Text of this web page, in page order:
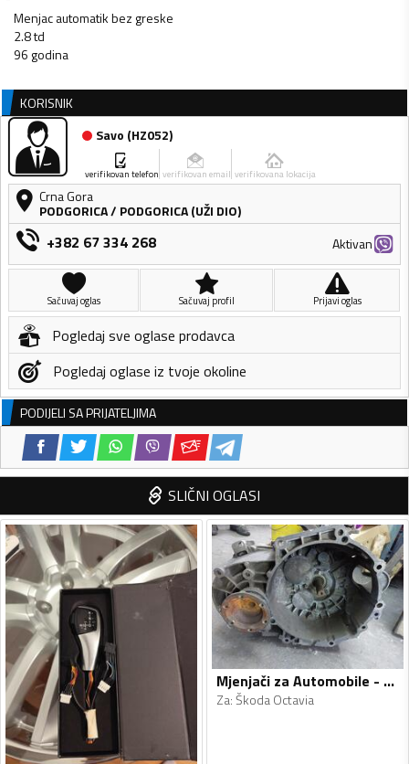
Menjac automatik bez greske
2.8 td
KORISNIK
Savo (HZ052)
verifikovan telefon verifikovan email verifikovana lokacija
Crna Gora
PODGORICA/ PODGORICA (UŽI DIO)
+382 67 334 268 Aktivan
Sačuvaj oglas Sačuvaj profil Prijavi oglas
Pogledaj sve oglase prodavca
Pogledaj oglase iz tvoje okoline
PODIJELI SA PRIJATELJIMA
SLIČNI OGLASI
Mjenjači za Automobile - Škoda - Octavia - 2009
Za:Škoda Octavia